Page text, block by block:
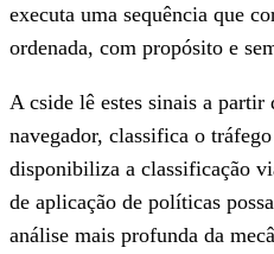
executa uma sequência que
ordenada, com propósito e
A cside lê estes sinais a partir
navegador, classifica o
disponibiliza a classificação
de aplicação de políticas
análise mais profunda da